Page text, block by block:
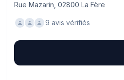
Rue Mazarin, 02800 La Fère
9 avis vérifiés